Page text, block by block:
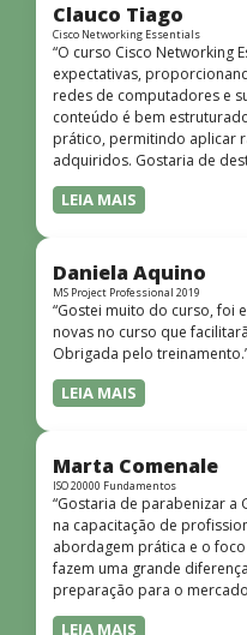
Clauco Tiago
Cisco Networking Essentials
“O curso Cisco Networking
expectativas,
redes de computadores e
conteúdo é bem
prático, permitindo aplicar
adquiridos. Gostaria de
o conhecimento técnico do
demonstrou total domínio
dinâmicas e envolventes.
que desejam iniciar ou
redes!”
LEIA MAIS
Daniela Aquino
MS Project Professional 2019
“Gostei muito do curso, foi
novas no curso que
Obrigada pelo
LEIA MAIS
Marta Comenale
ISO 20000 Fundamentos
“Gostaria de parabenizar a
na capacitação de
abordagem prática e o
fazem uma grande
preparação para o
LEIA MAIS